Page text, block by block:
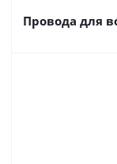
Провода для